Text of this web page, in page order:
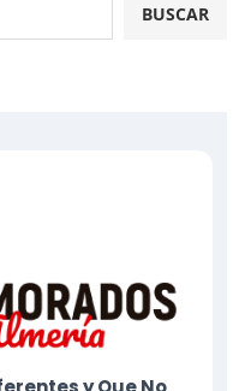
BUSCAR